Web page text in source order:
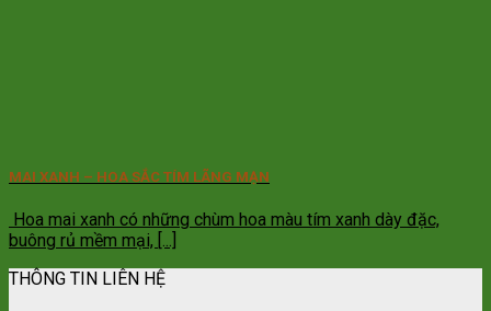
MAI XANH – HOA SẮC TÍM LÃNG MẠN
Hoa mai xanh có những chùm hoa màu tím xanh dày đặc,
buông rủ mềm mại, [...]
THÔNG TIN LIÊN HỆ